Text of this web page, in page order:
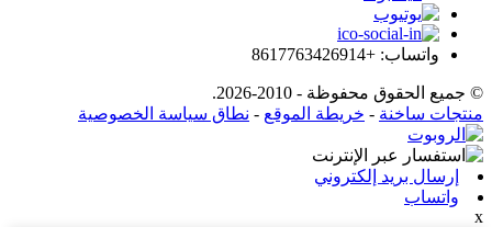
واتساب: +8617763426914
© جميع الحقوق محفوظة - 2010-2026.
منتجات ساخنة - خريطة الموقع - نطاق سياسة الخصوصية
إرسال بريد إلكتروني
واتساب
x